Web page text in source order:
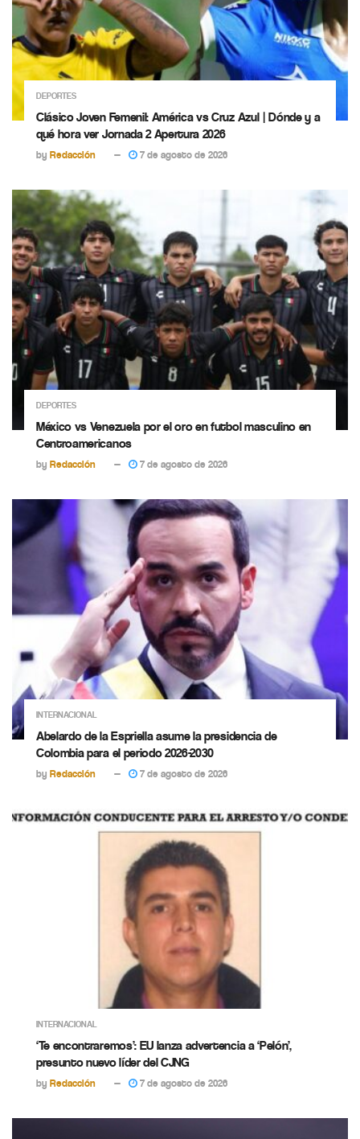
DEPORTES
Clásico Joven Femenil: América vs Cruz Azul | Dónde y a
qué hora ver Jornada 2 Apertura 2026
by Redacción 7 de agosto de 2026
DEPORTES
México vs Venezuela por el oro en futbol masculino en
Centroamericanos
by Redacción 7 de agosto de 2026
INTERNACIONAL
Abelardo de la Espriella asume la presidencia de
Colombia para el periodo 2026-2030
by Redacción 7 de agosto de 2026
INTERNACIONAL
‘Te encontraremos’: EU lanza advertencia a ‘Pelón’,
presunto nuevo líder del CJNG
by Redacción 7 de agosto de 2026